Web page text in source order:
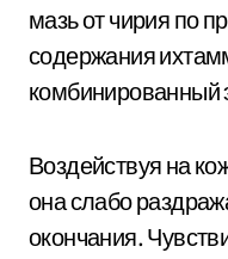
мазь от чирия по
содержания
Воздействуя на
она слабо
окончания.